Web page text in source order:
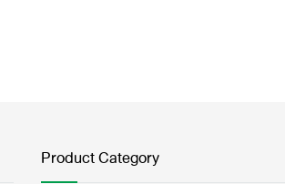
Product Category